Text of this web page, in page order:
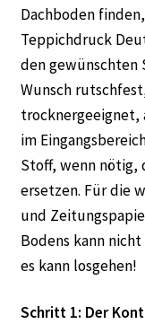
Dachboden
Teppichdruck
den gewünschten
Wunsch
trocknergeeignet,
im
Stoff, wenn nötig,
ersetzen. Für die
und
Bodens kann
es kann losgehen!
Schritt 1: Der